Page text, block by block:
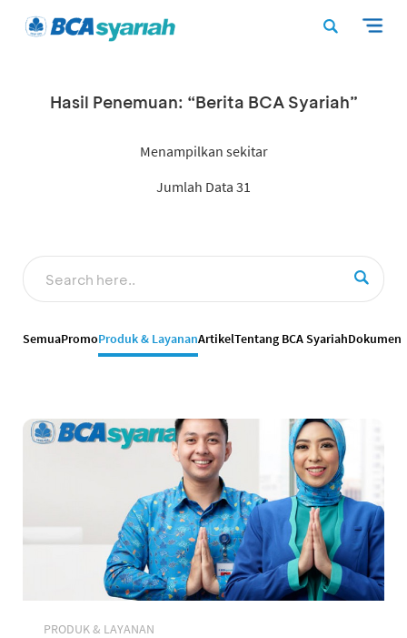
Hasil Penemuan: “Berita BCA Syariah”
Menampilkan sekitar
Jumlah Data 31
SemuaPromoProduk & LayananArtikelTentang BCA SyariahDokumen
PRODUK & LAYANAN